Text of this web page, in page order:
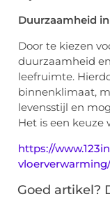
Duurzaamheid
Door te kiezen
duurzaamheid
leefruimte.
binnenklimaat,
levensstijl en
Het is een keuze
https://
Goed artikel?